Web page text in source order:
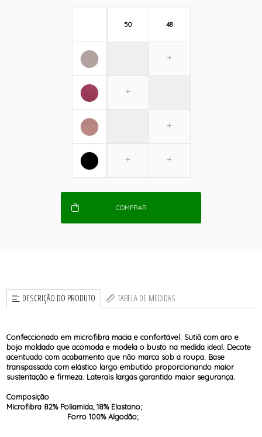
50 48
COMPRAR
DESCRIÇÃO DO PRODUTO TABELA DE MEDIDAS
Confeccionado em microfibra macia e confortável. Sutiã com aro e
bojo moldado que acomoda e modela o busto na medida ideal. Decote
acentuado com acabamento que não marca sob a roupa. Base
transpassada com elástico largo embutido proporcionando maior
sustentação e firmeza. Laterais largas garantido maior segurança.
Composição
Microfibra 82% Poliamida, 18% Elastano;
Forro 100% Algodão;